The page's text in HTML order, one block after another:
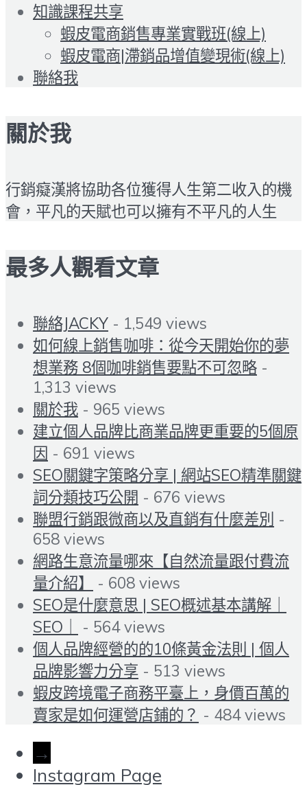
知識課程共享
蝦皮電商銷售專業實戰班(線上)
蝦皮電商|滯銷品增值變現術(線上)
聯絡我
關於我
行銷癡漢將協助各位獲得人生第二收入的機
會，平凡的天賦也可以擁有不平凡的人生
最多人觀看文章
聯絡JACKY - 1,549 views
如何線上銷售咖啡：從今天開始你的夢
想業務 8個咖啡銷售要點不可忽略 -
1,313 views
關於我 - 965 views
建立個人品牌比商業品牌更重要的5個原
因 - 691 views
SEO關鍵字策略分享 | 網站SEO精準關鍵
詞分類技巧公開 - 676 views
聯盟行銷跟微商以及直銷有什麼差別 -
658 views
網路生意流量哪來【自然流量跟付費流
量介紹】
- 608 views
SEO是什麼意思 | SEO概述基本講解｜
SEO｜
- 564 views
個人品牌經營的的10條黃金法則 | 個人
品牌影響力分享 - 513 views
蝦皮跨境電子商務平臺上，身價百萬的
賣家是如何運營店鋪的？ - 484 views
→
Instagram Page